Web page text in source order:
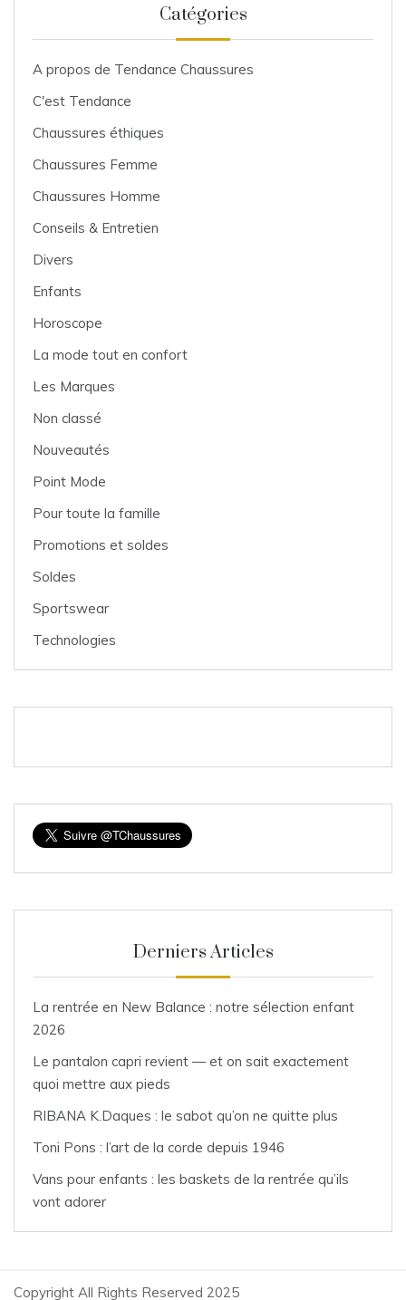
Catégories
A propos de Tendance Chaussures
C'est Tendance
Chaussures éthiques
Chaussures Femme
Chaussures Homme
Conseils & Entretien
Divers
Enfants
Horoscope
La mode tout en confort
Les Marques
Non classé
Nouveautés
Point Mode
Pour toute la famille
Promotions et soldes
Soldes
Sportswear
Technologies
Derniers Articles
La rentrée en New Balance : notre sélection enfant
2026
Le pantalon capri revient — et on sait exactement
quoi mettre aux pieds
RIBANA K.Daques : le sabot qu’on ne quitte plus
Toni Pons : l’art de la corde depuis 1946
Vans pour enfants : les baskets de la rentrée qu’ils
vont adorer
Copyright All Rights Reserved 2025